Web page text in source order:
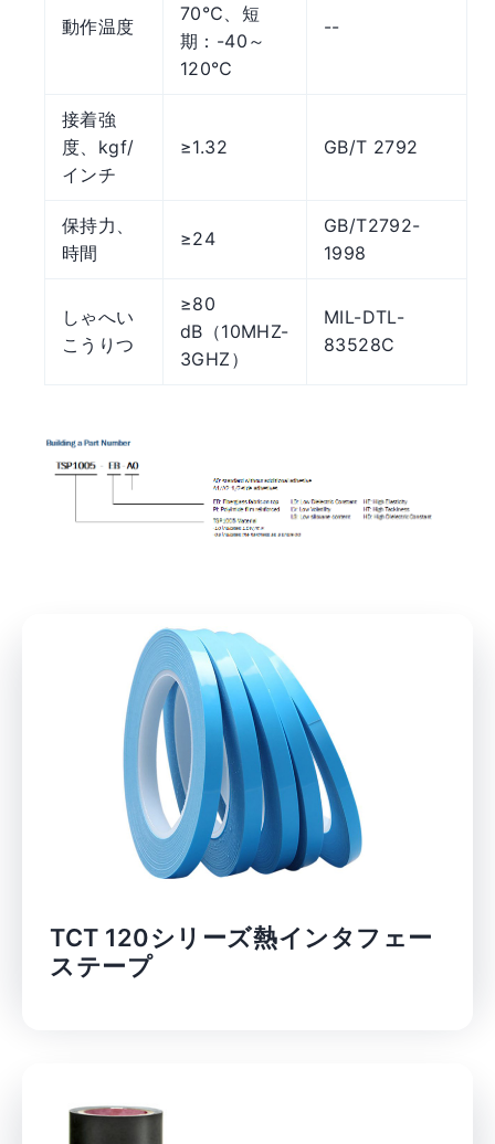
動作温度
70℃、短
期：-40～
120℃
--
接着強
度、kgf/
インチ
≥1.32 GB/T 2792
保持力、
時間
≥24
GB/T2792-
1998
しゃへい
こうりつ
≥80
dB（10MHZ-
3GHZ）
MIL-DTL-
83528C
TCT 120シリーズ熱インタフェー
ステープ